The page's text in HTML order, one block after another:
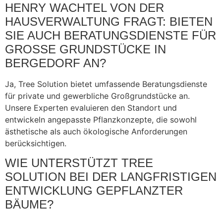
HENRY WACHTEL VON DER
HAUSVERWALTUNG FRAGT: BIETEN
SIE AUCH BERATUNGSDIENSTE FÜR
GROSSE GRUNDSTÜCKE IN B
ERGEDORF AN?
Ja, Tree Solution bietet umfassende Beratungsdienste
für private und gewerbliche Großgrundstücke an.
Unsere Experten evaluieren den Standort und
entwickeln angepasste Pflanzkonzepte, die sowohl
ästhetische als auch ökologische Anforderungen
berücksichtigen.
WIE UNTERSTÜTZT TREE
SOLUTION BEI DER LANGFRISTIGEN
ENTWICKLUNG GEPFLANZTER
BÄUME?